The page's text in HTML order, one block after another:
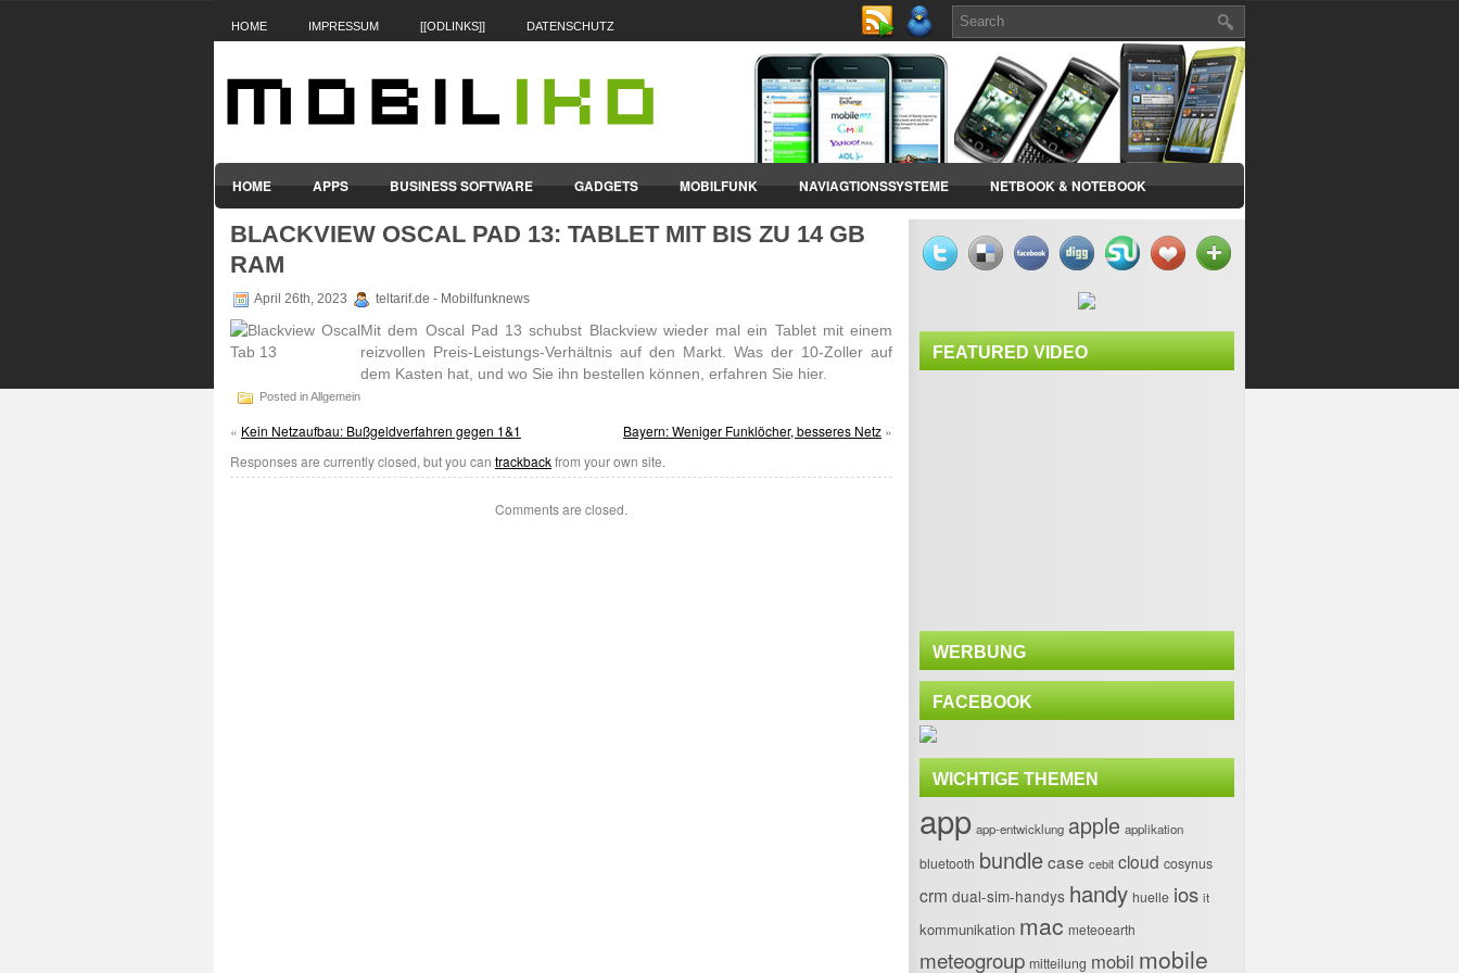
HOME IMPRESSUM [[ODLINKS]] DATENSCHUTZ
HOME APPS BUSINESS SOFTWARE GADGETS MOBILFUNK NAVIAGTIONSSYSTEME NETBOOK & NOTEBOOK
SMARTPHONES & HANDYS TABLET-PCS VERTRÄGE & TARIFE
BLACKVIEW OSCAL PAD 13: TABLET MIT BIS ZU 14 GB
RAM
April 26th, 2023 teltarif.de - Mobilfunknews
Mit dem Oscal Pad 13 schubst Black­view wieder mal ein Tablet mit einem
reiz­vollen Preis-Leis­tungs-Verhältnis auf den Markt. Was der 10-Zoller auf
dem Kasten hat, und wo Sie ihn bestellen können, erfahren Sie hier.
Posted in Allgemein
« Kein Netzaufbau: Bußgeldverfahren gegen 1&1 Bayern: Weniger Funklöcher, besseres Netz »
Responses are currently closed, but you can trackbackfrom your own site.
Comments are closed.
FEATURED VIDEO
WERBUNG
FACEBOOK
WICHTIGE THEMEN
app app-entwicklung apple applikation
bluetooth bundlecase cebit cloud cosynus
crm dual-sim-handys handy huelle ios it
kommunikation mac meteoearth
meteogroup mitteilung mobil mobile